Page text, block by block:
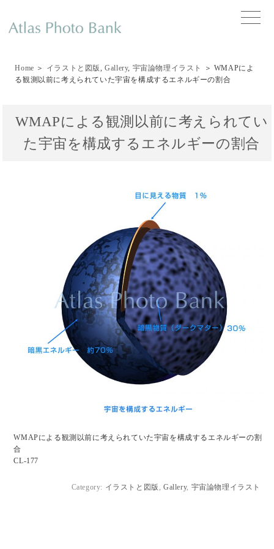
toggle
Home ＞ イラストと図版,Gallery, 宇宙論物理イラスト
＞ WMAPによ
る観測以前に考えられていた宇宙を構成するエネルギーの割合
WMAPによる観測以前に考えられてい
た宇宙を構成するエネルギーの割合
WMAPによる観測以前に考えられていた宇宙を構成するエネルギーの割
合
CL-177
Category: イラストと図版 ,Gallery, 宇宙論物理イラスト